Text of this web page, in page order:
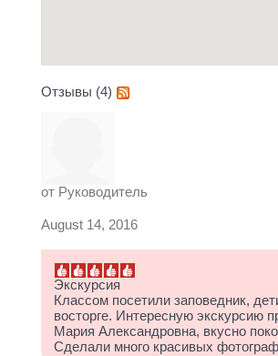
Отзывы (4)
от Руководитель
August 14, 2016
Экскурсия
Классом посетили заповедник,
восторге. Интересную экскурсию
Мария Александровна, вкусно
Сделали много красивых